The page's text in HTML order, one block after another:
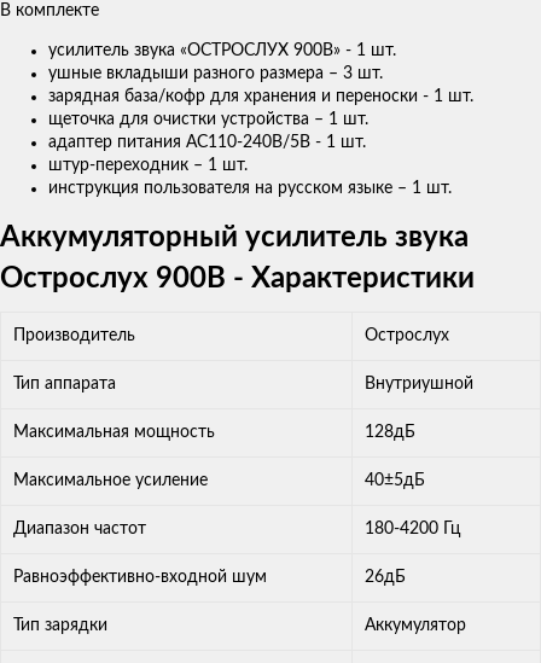
В комплекте
усилитель звука «ОСТРОСЛУХ 900B» - 1 шт.
ушные вкладыши разного размера – 3 шт.
зарядная база/кофр для хранения и переноски - 1 шт.
щеточка для очистки устройства – 1 шт.
адаптер питания АС110-240В/5В - 1 шт.
штур-переходник – 1 шт.
инструкция пользователя на русском языке – 1 шт.
Аккумуляторный усилитель звука
Острослух 900B - Характеристики
Производитель Острослух
Тип аппарата Внутриушной
Максимальная мощность 128дБ
Максимальное усиление 40±5дБ
Диапазон частот 180-4200 Гц
Равноэффективно-входной шум 26дБ
Тип зарядки Аккумулятор